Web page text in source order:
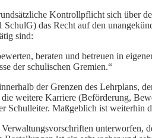
Kontrollpflicht sich über
das Recht auf den
sind:
beraten und betreuen in
der schulischen Gremien.“
der Grenzen des Lehrplans,
weitere Karriere (Beförderung,
Schulleiter. Maßgeblich ist weiterhin
unterworfen,